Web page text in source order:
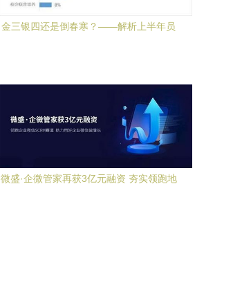
金三银四还是倒春寒？——解析上半年员
微盛·企微管家再获3亿元融资 夯实领跑地